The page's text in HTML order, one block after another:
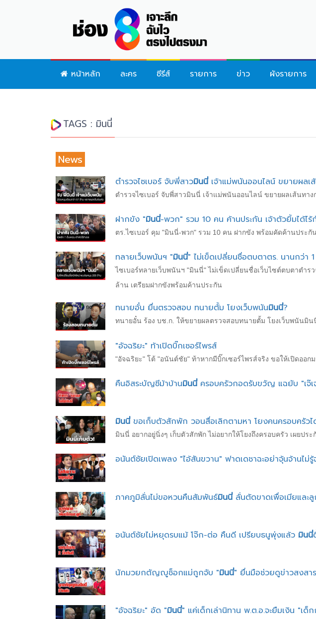
หน้าหลัก ละคร ซีรีส์ รายการ ข่าว ผังรายการ
TAGS : มินนี่
News
ตำรวจไซเบอร์ จับพี่สาวมินนี่เจ้าแม่พนันออนไลน์ ขยายผลเ
ตำรวจไซเบอร์ จับพี่สาวมินนี่ เจ้าแม่พนันออนไลน์ ขยายผลเส้นทา
ฝากขัง "มินนี่-พวก" รวม 10 คน ค้านประกัน เจ้าตัวยิ้มได้ไร้
ตร.ไซเบอร์ คุม "มินนี่-พวก" รวม 10 คน ฝากขัง พร้อมคัดค้านประกั
ทลายเว็บพนันฯ "มินนี่" ไม่เข็ดเปลี่ยนชื่อตบตาตร. นานกว่า
ไซเบอร์ทลายเว็บพนันฯ "มินนี่" ไม่เข็ดเปลี่ยนชื่อเว็บไซต์ตบตาตำ
ล้าน เตรียมฝากขังพร้อมค้านประกัน
ทนายอั๋น ยื่นตรวจสอบ ทนายตั้ม โยงเว็บพนันมินนี่?
ทนายอั๋น ร้อง บช.ก. ให้ขยายผลตรวจสอบทนายตั้ม โยงเว็บพนันมิ
"อัจฉริยะ" ท้าเปิดบิ๊กเซอร์ไพรส์
"อัจฉริยะ" โต้ "อนันต์ชัย" ท้าหากมีบิ๊กเซอร์ไพรส์จริง ขอให้เปิดออก
คืนอิสระบัญชีม้าบ้านมินนี่ครอบครัวกอดรับขวัญ แฉยับ "เจ๊
มินนี่ขอเก็บตัวสักพัก วอนสื่อเลิกตามหา โยงคนครอบครัวไ
มินนี่ อยากอยู่นิ่งๆ เก็บตัวสักพัก ไม่อยากให้โยงถึงครอบครัว เผย
อนันต์ชัยเปิดเพลง "ไอ้สันขวาน" ฟาดเดชาฉะอย่าจุ้นจ้านไม่
ภาคภูมิลั่นไม่ขอหวนคืนสัมพันธ์มินนี่ลั่นตัดขาดเพื่อเมียและ
อนันต์ชัยไม่หยุดรบแม้ โจ๊ก-ต่อ คืนดี เปรียบธนูพุ่งแล้ว มินนี่
นักมวยกตัญญูช็อกแม่ถูกจับ "มินนี่" ยื่นมือช่วยดูข่าวสงสา
"อัจฉริยะ" อัด "มินนี่" แค่เด็กเล่านิทาน พ.ต.อ.จะยืมเงิน "เด็ก